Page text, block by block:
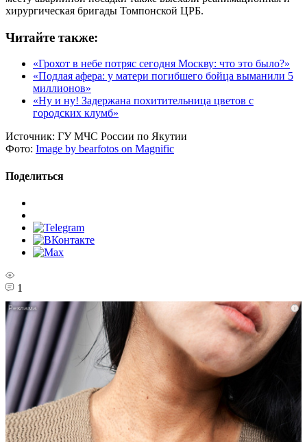
хирургическая бригады Томпонской ЦРБ.
Читайте также:
«Грохот в небе потряс сегодня Москву: что это было?»
«Подлая афера: у матери погибшего бойца выманили 5
миллионов»
«Ну и ну! Задержана похитительница цветов с
городских клумб»
Источник: ГУ МЧС России по Якутии
Фото: Image by bearfotos on Magnific
Поделиться
1
i